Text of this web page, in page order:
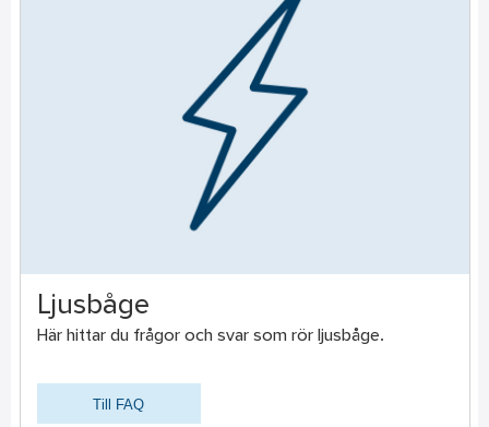
Ljusbåge
Här hittar du frågor och svar som rör ljusbåge.
Till FAQ